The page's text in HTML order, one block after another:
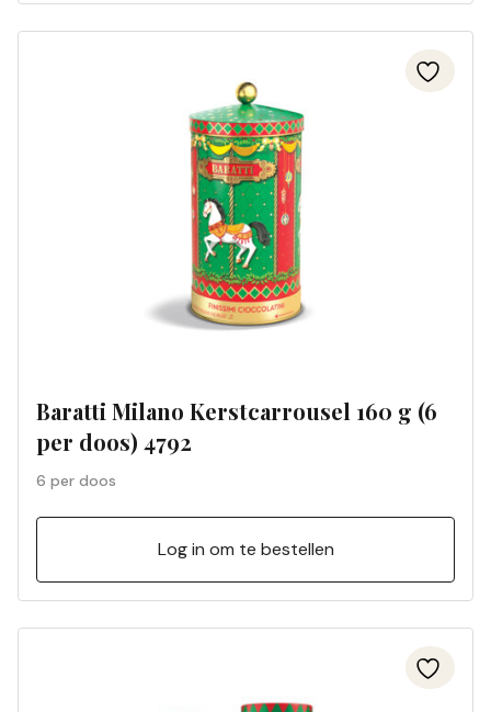
Baratti Milano Kerstcarrousel 160 g (6
per doos) 4792
6 per doos
Log in om te bestellen